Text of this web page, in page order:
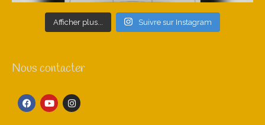
Afficher plus... Suivre sur Instagram
Nous contacter
F
a
c
Y
o
u
I
n
s